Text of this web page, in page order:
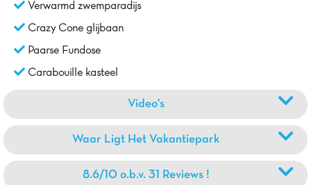
Verwarmd zwemparadijs
Crazy Cone glijbaan
Paarse Fundose
Carabouille kasteel
Video's
Waar Ligt Het Vakantiepark
8.6/10 o.b.v. 31 Reviews !